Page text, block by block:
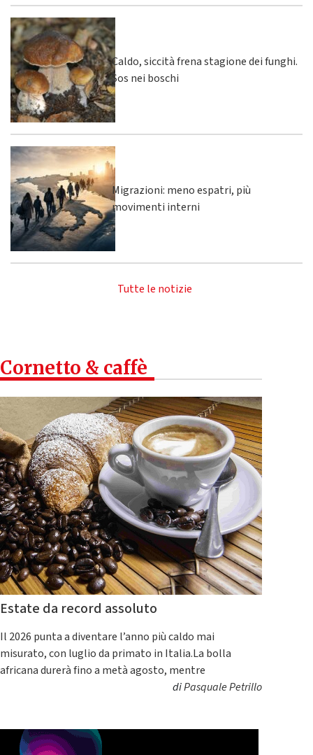
Caldo, siccità frena stagione dei funghi.
Sos nei boschi
Migrazioni: meno espatri, più
movimenti interni
Tutte le notizie
Cornetto & caffè
Estate da record assoluto
Il 2026 punta a diventare l’anno più caldo mai
misurato, con luglio da primato in Italia.La bolla
africana durerà fino a metà agosto, mentre
diPasquale Petrillo